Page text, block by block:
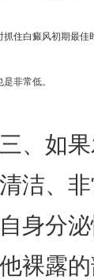
住白癜风初期最
非常低。
如果
洁、
身分
裸露